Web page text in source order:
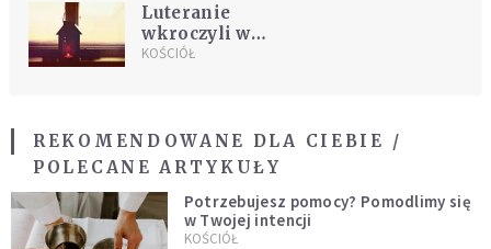
Luteranie
wkroczyli w
Adwent
KOŚCIÓŁ
REKOMENDOWANE DLA CIEBIE /
POLECANE ARTYKUŁY
Potrzebujesz pomocy? Pomodlimy się
w Twojej intencji
KOŚCIÓŁ